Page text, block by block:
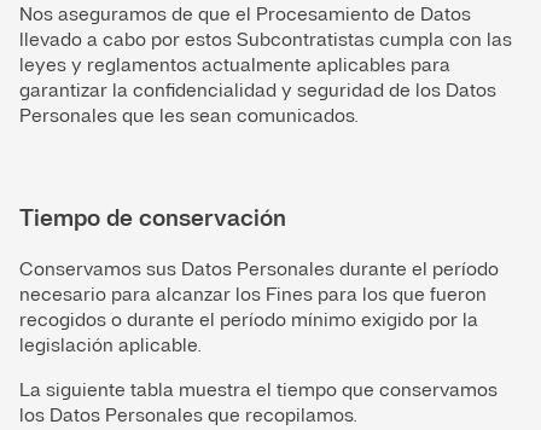
Nos aseguramos de que el Procesamiento de Datos
llevado a cabo por estos Subcontratistas cumpla con las
leyes y reglamentos actualmente aplicables para
garantizar la confidencialidad y seguridad de los Datos
Personales que les sean comunicados.
Tiempo de conservación
Conservamos sus Datos Personales durante el período
necesario para alcanzar los Fines para los que fueron
recogidos o durante el período mínimo exigido por la
legislación aplicable.
La siguiente tabla muestra el tiempo que conservamos
los Datos Personales que recopilamos.